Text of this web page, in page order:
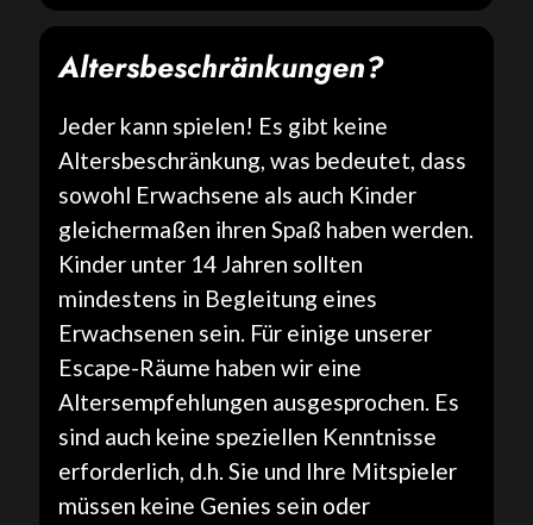
Altersbeschränkungen?
Jeder kann spielen! Es gibt keine
Altersbeschränkung, was bedeutet, dass
sowohl Erwachsene als auch Kinder
gleichermaßen ihren Spaß haben werden.
Kinder unter 14 Jahren sollten
mindestens in Begleitung eines
Erwachsenen sein. Für einige unserer
Escape-Räume haben wir eine
Altersempfehlungen ausgesprochen. Es
sind auch keine speziellen Kenntnisse
erforderlich, d.h. Sie und Ihre Mitspieler
müssen keine Genies sein oder